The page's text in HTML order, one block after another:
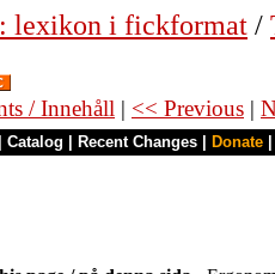
lexikon i fickformat /
/ Innehåll | << Previous |
Catalog Recent Changes Donate